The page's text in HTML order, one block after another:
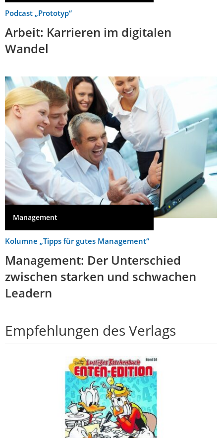
Podcast „Prototyp“
Arbeit: Karrieren im digitalen
Wandel
Management
Kolumne „Tipps für gutes Management“
Management: Der Unterschied
zwischen starken und schwachen
Leadern
Empfehlungen des Verlags